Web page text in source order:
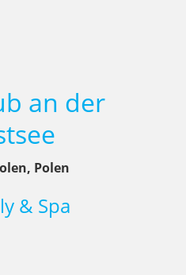
an der
Polen
& Spa